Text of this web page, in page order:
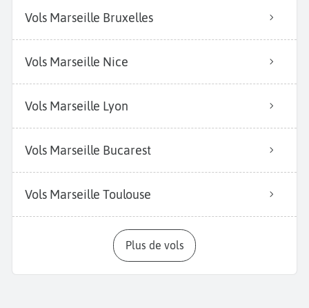
Vols Marseille Bruxelles
Vols Marseille Nice
Vols Marseille Lyon
Vols Marseille Bucarest
Vols Marseille Toulouse
Plus de vols